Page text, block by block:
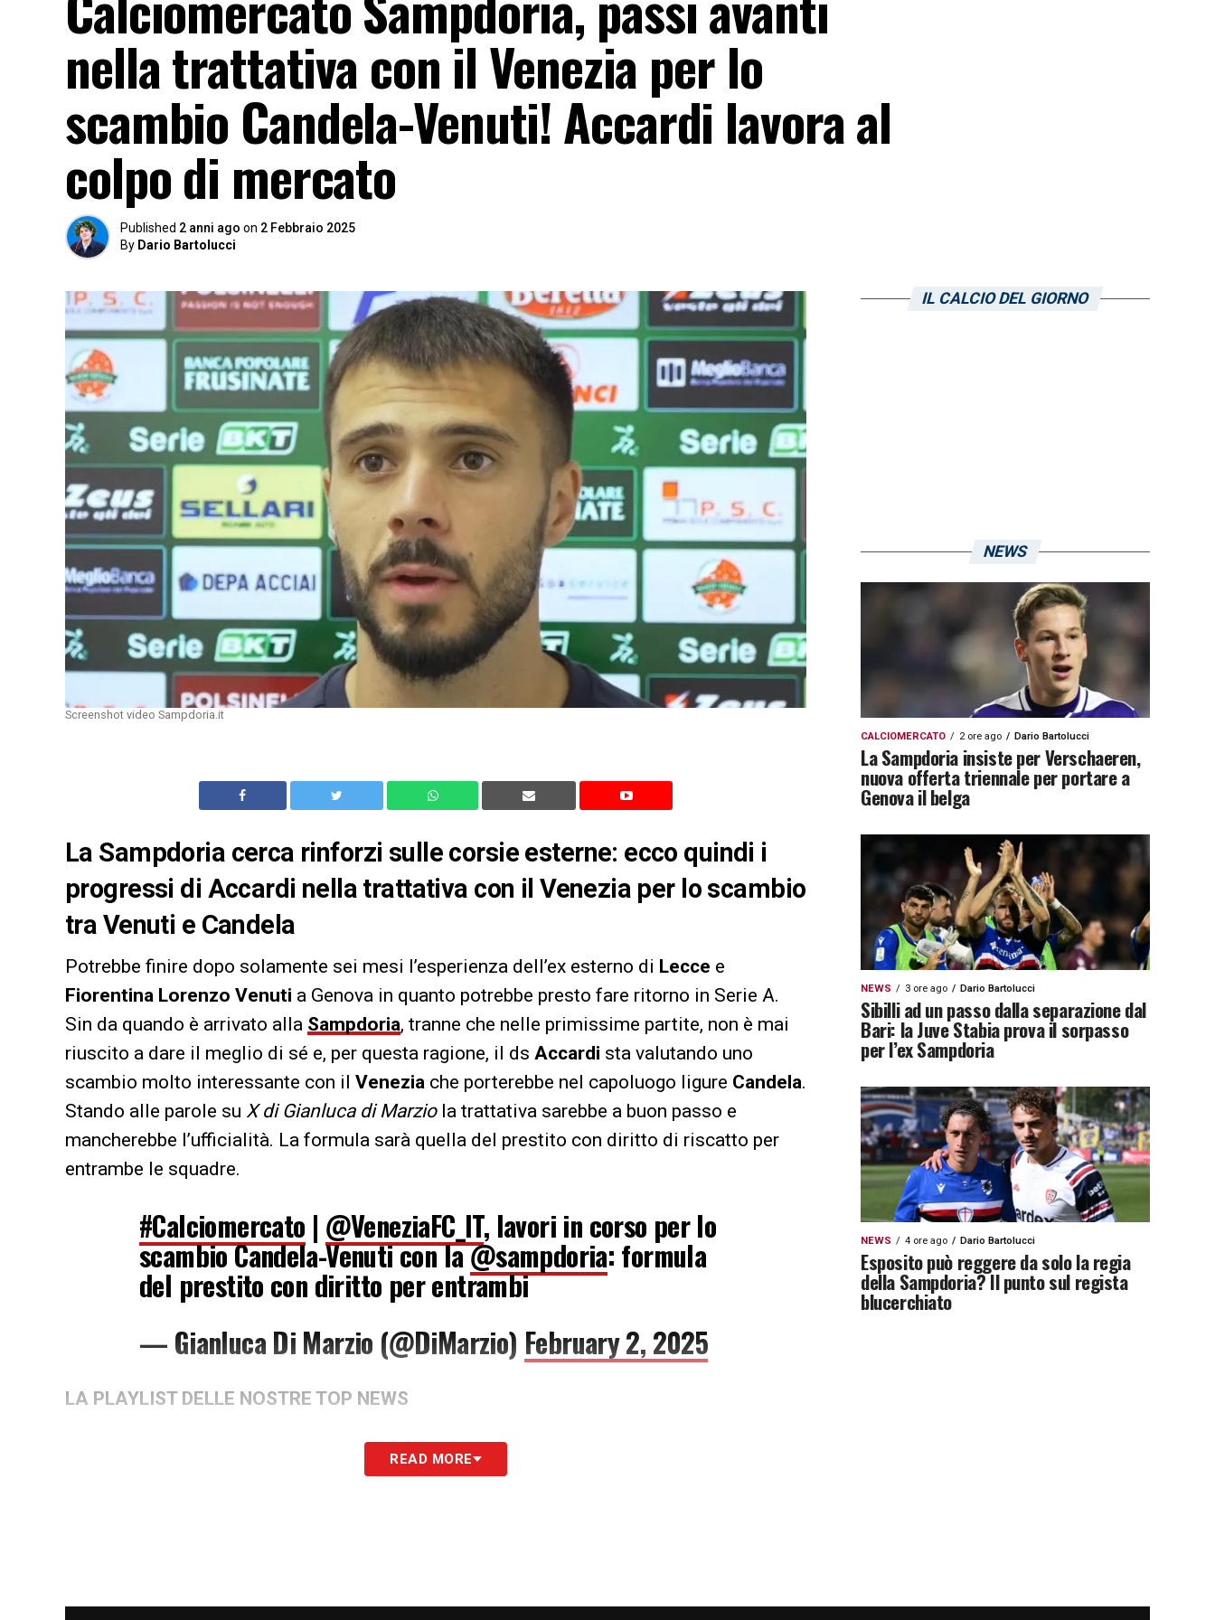
nella trattativa con il Venezia per lo
scambio Candela-Venuti! Accardi lavora al
colpo di mercato
Published 2 anni ago on 2 Febbraio 2025
By Dario Bartolucci
Screenshot video Sampdoria.it
La Sampdoria cerca rinforzi sulle corsie esterne: ecco quindi i
progressi di Accardi nella trattativa con il Venezia per lo scambio
tra Venuti e Candela
Potrebbe finire dopo solamente sei mesi l’esperienza dell’ex esterno di Lecce e
Fiorentina Lorenzo Venuti a Genova in quanto potrebbe presto fare ritorno in Serie A.
Sin da quando è arrivato alla Sampdoria, tranne che nelle primissime partite, non è mai
riuscito a dare il meglio di sé e, per questa ragione, il ds Accardi sta valutando uno
scambio molto interessante con il Venezia che porterebbe nel capoluogo ligure Candela.
Stando alle parole su X di Gianluca di Marziola trattativa sarebbe a buon passo e
mancherebbe l’ufficialità. La formula sarà quella del prestito con diritto di riscatto per
entrambe le squadre.
#Calciomercato | @VeneziaFC_IT, lavori in corso per lo
scambio Candela-Venuti con la@sampdoria: formula
del prestito con diritto per entrambi
— Gianluca Di Marzio (@DiMarzio) February 2, 2025
LA PLAYLIST DELLE NOSTRE TOP NEWS
READ MORE
IL CALCIO DEL GIORNO
NEWS
CALCIOMERCATO 2 ore ago Dario Bartolucci
La Sampdoria insiste per Verschaeren,
nuova offerta triennale per portare a
Genova il belga
NEWS 3 ore ago Dario Bartolucci
Sibilli ad un passo dalla separazione dal
Bari: la Juve Stabia prova il sorpasso
per l’ex Sampdoria
NEWS 4 ore ago Dario Bartolucci
Esposito può reggere da solo la regia
della Sampdoria? Il punto sul regista
blucerchiato